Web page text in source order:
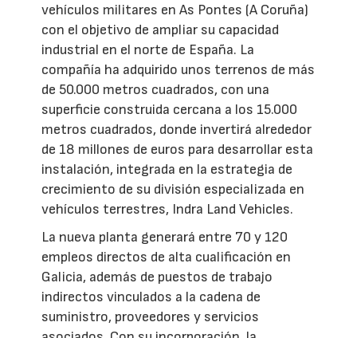
vehículos militares en As Pontes (A Coruña)
con el objetivo de ampliar su capacidad
industrial en el norte de España. La
compañía ha adquirido unos terrenos de más
de 50.000 metros cuadrados, con una
superficie construida cercana a los 15.000
metros cuadrados, donde invertirá alrededor
de 18 millones de euros para desarrollar esta
instalación, integrada en la estrategia de
crecimiento de su división especializada en
vehículos terrestres, Indra Land Vehicles.
La nueva planta generará entre 70 y 120
empleos directos de alta cualificación en
Galicia, además de puestos de trabajo
indirectos vinculados a la cadena de
suministro, proveedores y servicios